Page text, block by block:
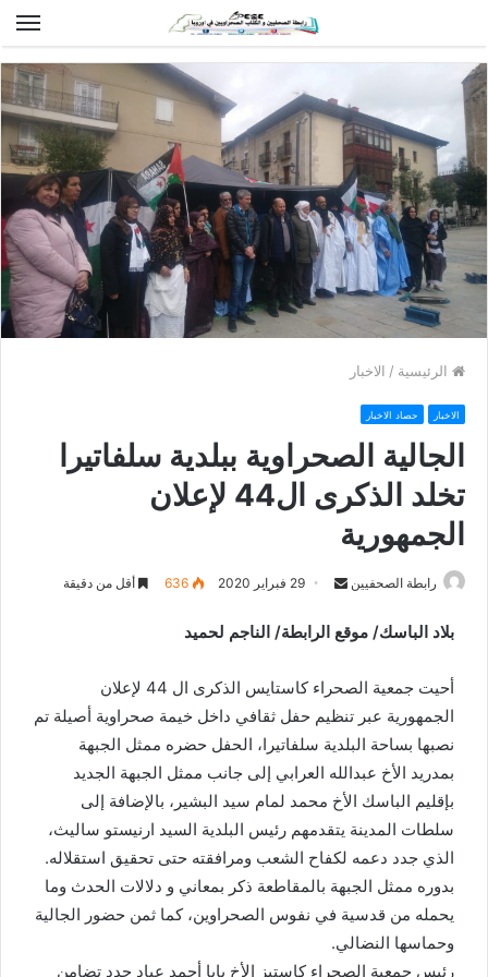
الرئيسية / الاخبار
الاخبار حصاد الاخبار
الجالية الصحراوية ببلدية سلفاتيرا
تخلد الذكرى ال44 لإعلان
الجمهورية
رابطة الصحفيين
n
a
n
e
29 فبراير 2020 636 أقل من دقيقة
بلاد الباسك/ موقع الرابطة/ الناجم لحميد
أحيت جمعية الصحراء كاستايس الذكرى ال 44 لإعلان
الجمهورية عبر تنظيم حفل ثقافي داخل خيمة صحراوية أصيلة تم
نصبها بساحة البلدية سلفاتيرا، الحفل حضره ممثل الجبهة
بمدريد الأخ عبدالله العرابي إلى جانب ممثل الجبهة الجديد
بإقليم الباسك الأخ محمد لمام سيد البشير، بالإضافة إلى
سلطات المدينة يتقدمهم رئيس البلدية السيد ارنيستو ساليث،
الذي جدد دعمه لكفاح الشعب ومرافقته حتى تحقيق استقلاله.
بدوره ممثل الجبهة بالمقاطعة ذكر بمعاني و دلالات الحدث وما
يحمله من قدسية في نفوس الصحراوين، كما ثمن حضور الجالية
وحماسها النضالي.
رئيس جمعية الصحراء كاستيز الأخ بابا أحمد عياد جدد تضامن